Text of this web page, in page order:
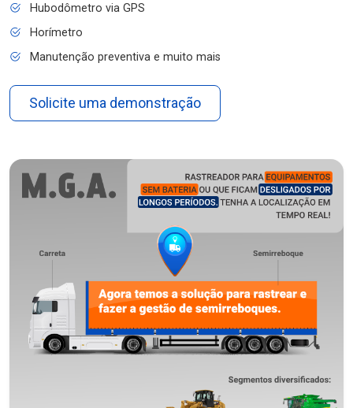
Hubodômetro via GPS
Horímetro
Manutenção preventiva e muito mais
Solicite uma demonstração